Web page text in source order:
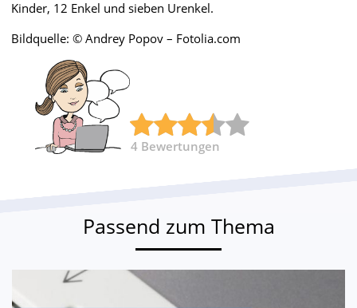
Kinder, 12 Enkel und sieben Urenkel.
Bildquelle: © Andrey Popov – Fotolia.com
4 Bewertungen
Passend zum Thema